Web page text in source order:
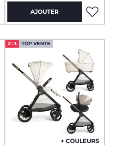
AJOUTER
2=3 TOP VENTE
+ COULEURS